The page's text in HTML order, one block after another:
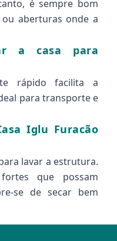
é sempre bom
aberturas onde a
a casa para
rápido facilita a
para transporte e
Iglu Furacão
lavar a estrutura.
que possam
se de secar bem